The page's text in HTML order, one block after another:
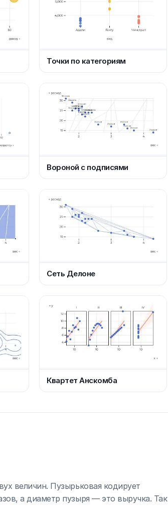
Точки по категориям
Вороной с подписями
Сеть Делоне
Квартет Анскомба
величин. Пузырьковая кодирует
а диаметр пузыря — это выручка. Так